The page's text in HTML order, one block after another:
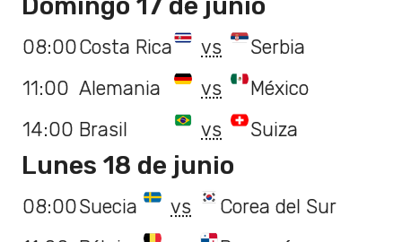
08:00Costa Rica vs
Serbia
11:00 Alemania vs
México
14:00 Brasil vs Suiza
Lunes 18 de junio
08:00Suecia vs
Corea del Sur